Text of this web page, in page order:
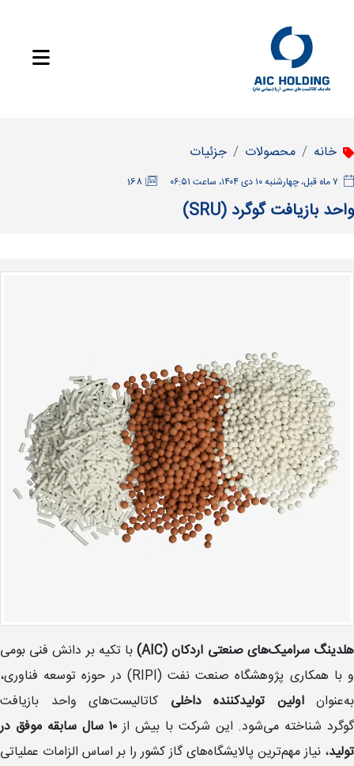
خانه محصولات جزئیات
168
واحد بازیافت گوگرد (SRU)
هلدینگ سرامیک‌های صنعتی اردکان (AIC)
با تکیه بر دانش فنی بومی
و با همکاری پژوهشگاه صنعت نفت (RIPI) در حوزه توسعه فناوری،
به‌عنواناولین تولیدکننده داخلی کاتالیست‌های واحد بازیافت
گوگرد شناخته می‌شود. این شرکت با بیش از
۱۰ سال سابقه موفق در
تولید، نیاز مهم‌ترین پالایشگاه‌های گاز کشور را بر اساس الزامات عملیاتی